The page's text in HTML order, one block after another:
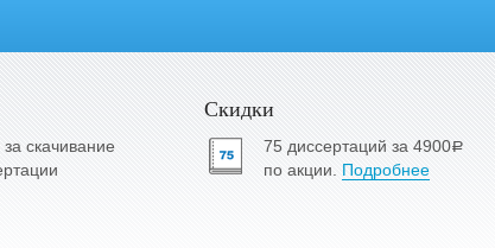
за скачивание
Скидки
75 диссертаций за 4900a
по акции. Подробнее